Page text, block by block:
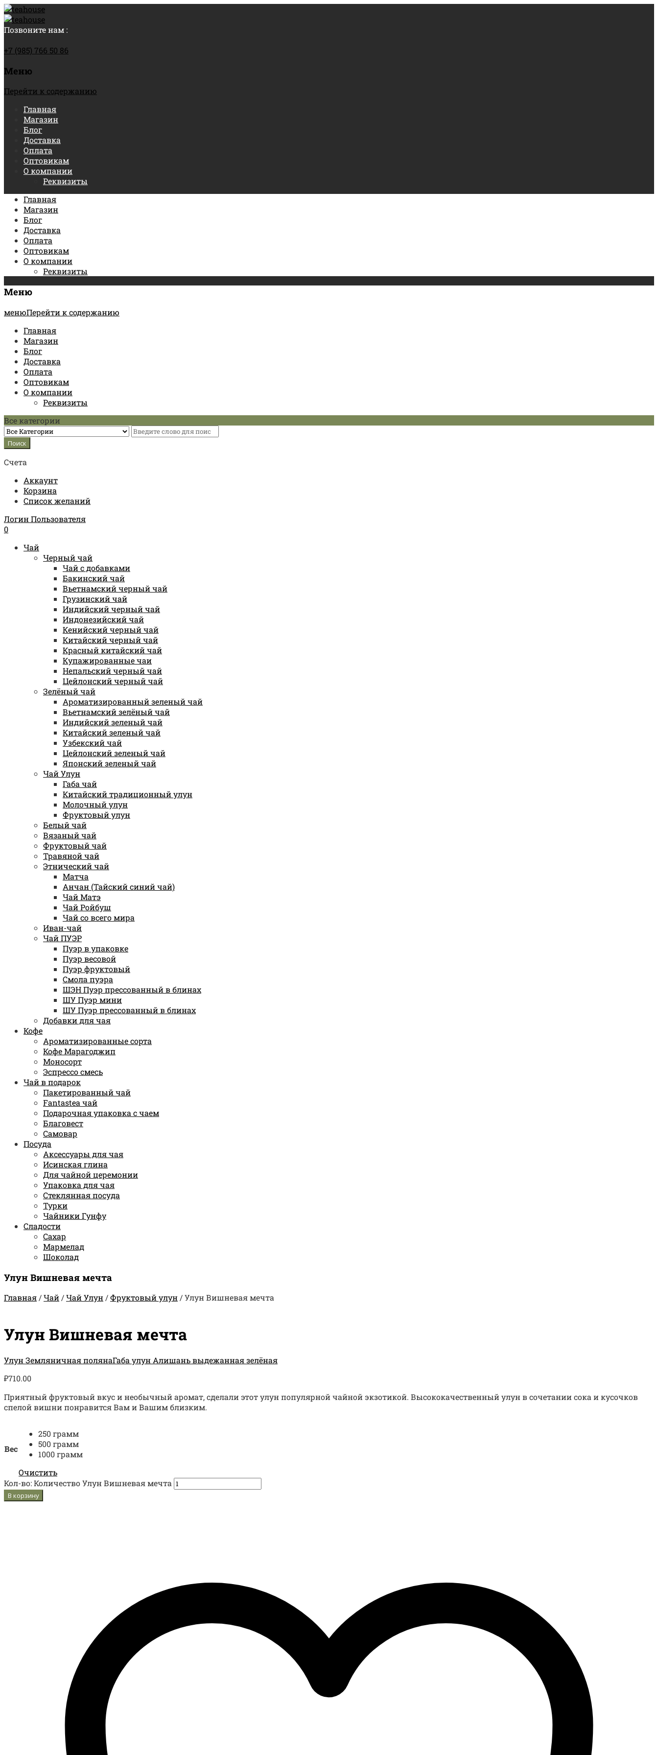
Позвоните нам :
+7 (985) 766 50 86
Меню
Перейти к содержанию
Главная
Магазин
Блог
Доставка
Оплата
Оптовикам
О компании
Реквизиты
Главная
Магазин
Блог
Доставка
Оплата
Оптовикам
О компании
Реквизиты
Меню
менюПерейти к содержанию
Главная
Магазин
Блог
Доставка
Оплата
Оптовикам
О компании
Реквизиты
Все категории
Счета
Аккаунт
Корзина
Список желаний
Логин Пользователя
0
Чай
Черный чай
Чай с добавками
Бакинский чай
Вьетнамский черный чай
Грузинский чай
Индийский черный чай
Индонезийский чай
Кенийский черный чай
Китайский черный чай
Красный китайский чай
Купажированные чаи
Непальский черный чай
Цейлонский черный чай
Зелёный чай
Ароматизированный зеленый чай
Вьетнамский зелёный чай
Индийский зеленый чай
Китайский зеленый чай
Узбекский чай
Цейлонский зеленый чай
Японский зеленый чай
Чай Улун
Габа чай
Китайский традиционный улун
Молочный улун
Фруктовый улун
Белый чай
Вязаный чай
Фруктовый чай
Травяной чай
Этнический чай
Матча
Анчан (Тайский синий чай)
Чай Матэ
Чай Ройбуш
Чай со всего мира
Иван-чай
Чай ПУЭР
Пуэр в упаковке
Пуэр весовой
Пуэр фруктовый
Смола пуэра
ШЭН Пуэр прессованный в блинах
ШУ Пуэр мини
ШУ Пуэр прессованный в блинах
Добавки для чая
Кофе
Ароматизированные сорта
Кофе Марагоджип
Моносорт
Эспрессо смесь
Чай в подарок
Пакетированный чай
Fantastea чай
Подарочная упаковка с чаем
Благовест
Самовар
Посуда
Аксессуары для чая
Исинская глина
Для чайной церемонии
Упаковка для чая
Стеклянная посуда
Турки
Чайники Гунфу
Сладости
Сахар
Мармелад
Шоколад
Улун Вишневая мечта
Главная/Чай/Чай Улун/Фруктовый улун/Улун Вишневая мечта
Улун Вишневая мечта
Улун Земляничная полянаГаба улун Алишань выдежанная зелёная
₽710.00
Приятный фруктовый вкус и необычный аромат, сделали этот улун популярной чайной экзотикой. Высококачественный улун в сочетании сока и кусочков
спелой вишни понравится Вам и Вашим близким.
Вес
250 грамм
500 грамм
1000 грамм
Очистить
Кол-во:Количество Улун Вишневая мечта
В корзину